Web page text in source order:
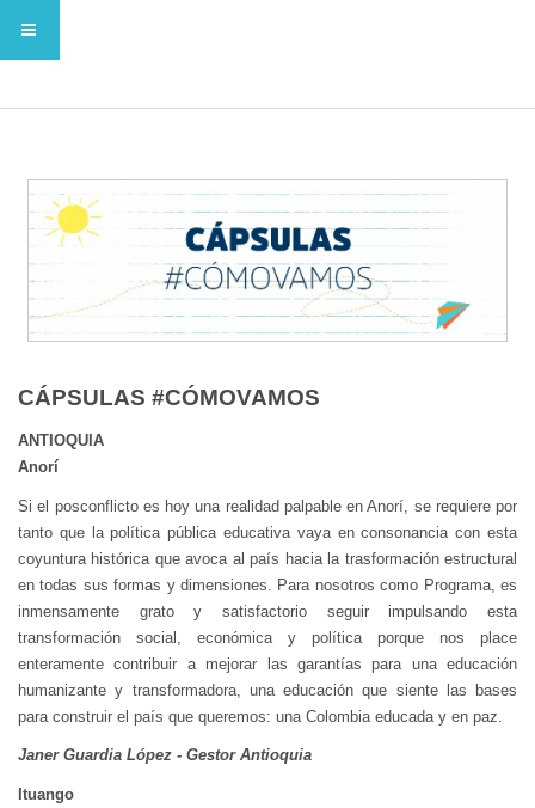
CÁPSULAS #CÓMOVAMOS
ANTIOQUIA
Anorí
Si el posconflicto es hoy una realidad palpable en Anorí, se requiere por
tanto que la política pública educativa vaya en consonancia con esta
coyuntura histórica que avoca al país hacia la trasformación estructural
en todas sus formas y dimensiones. Para nosotros como Programa, es
inmensamente grato y satisfactorio seguir impulsando esta
transformación social, económica y política porque nos place
enteramente contribuir a mejorar las garantías para una educación
humanizante y transformadora, una educación que siente las bases
para construir el país que queremos: una Colombia educada y en paz.
Janer Guardia López - Gestor Antioquia
Ituango